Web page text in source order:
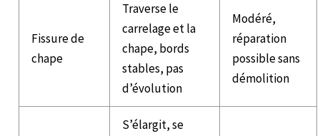
Fissure de
chape
Traverse le
carrelage et la
chape, bords
stables, pas
d’évolution
Modéré,
réparation
possible sans
démolition
S’élargit, se